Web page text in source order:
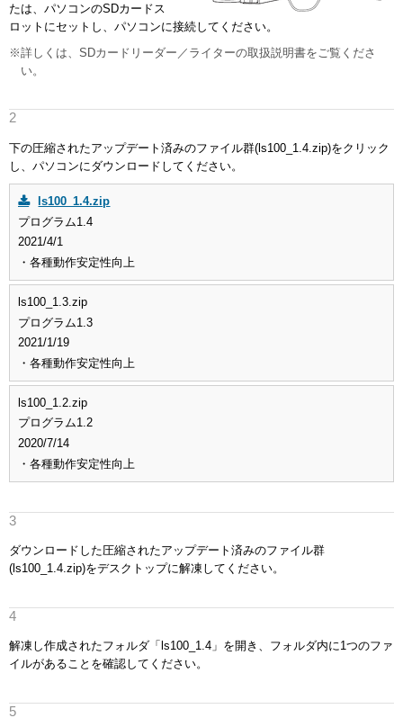
たは、パソコンのSDカードス
ロットにセットし、パソコンに接続してください。
※詳しくは、SDカードリーダー／ライターの取扱説明書をご覧くださ
い。
下の圧縮されたアップデート済みのファイル群(ls100_1.4.zip)をクリック
し、パソコンにダウンロードしてください。
ls100_1.4.zip
プログラム1.4
2021/4/1
・各種動作安定性向上
ls100_1.3.zip
プログラム1.3
2021/1/19
・各種動作安定性向上
ls100_1.2.zip
プログラム1.2
2020/7/14
・各種動作安定性向上
ダウンロードした圧縮されたアップデート済みのファイル群
(ls100_1.4.zip)をデスクトップに解凍してください。
解凍し作成されたフォルダ「ls100_1.4」を開き、フォルダ内に1つのファ
イルがあることを確認してください。